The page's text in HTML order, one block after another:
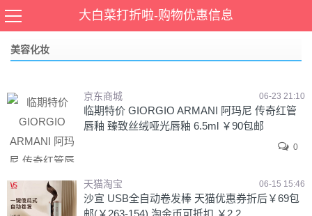
大白菜打折啦-购物优惠信息
当前位置： 个护化妆,美容化妆
美容化妆
京东商城 06-23 21:10
临期特价 GIORGIO ARMANI 阿玛尼 传奇红管
唇釉 臻致丝绒哑光唇釉 6.5ml ￥90包邮
0
天猫淘宝 06-15 15:46
沙宣 USB全自动卷发棒 天猫优惠券折后￥69包
邮(￥263-154) 淘金币可抵扣 ￥2.2